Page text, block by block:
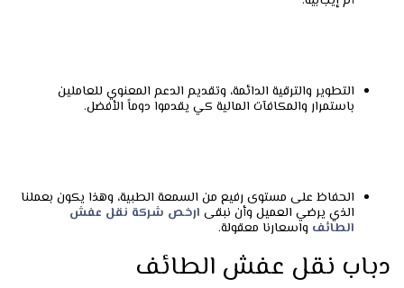
التطوير والترقية الدائمة، وتقديم الدعم المعنوي للعاملين
باستمرار والمكافآت المالية كي يقدموا دوماً الأفضل.
الحفاظ على مستوى رفيع من السمعة الطبية، وهذا يكون بعملنا
الذي يرضي العميل وأن نبقى ارخص شركة نقل عفش
الطائف واسعارنا معقولة.
دباب نقل عفش الطائف